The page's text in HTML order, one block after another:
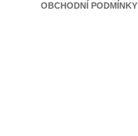
OBCHODNÍ PODMÍNKY